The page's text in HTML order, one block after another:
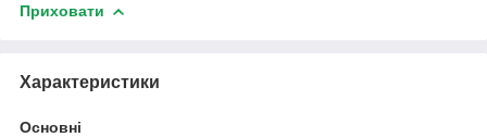
Приховати
Характеристики
Основні